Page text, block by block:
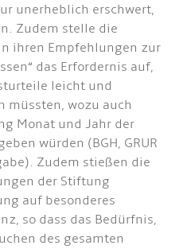
unerheblich erschwert,
Zudem stelle die
ihren Empfehlungen zur
das Erfordernis auf,
leicht und
müssten, wozu auch
Monat und Jahr der
würden (BGH, GRUR
Zudem stießen die
der Stiftung
auf besonderes
so dass das Bedürfnis,
des gesamten